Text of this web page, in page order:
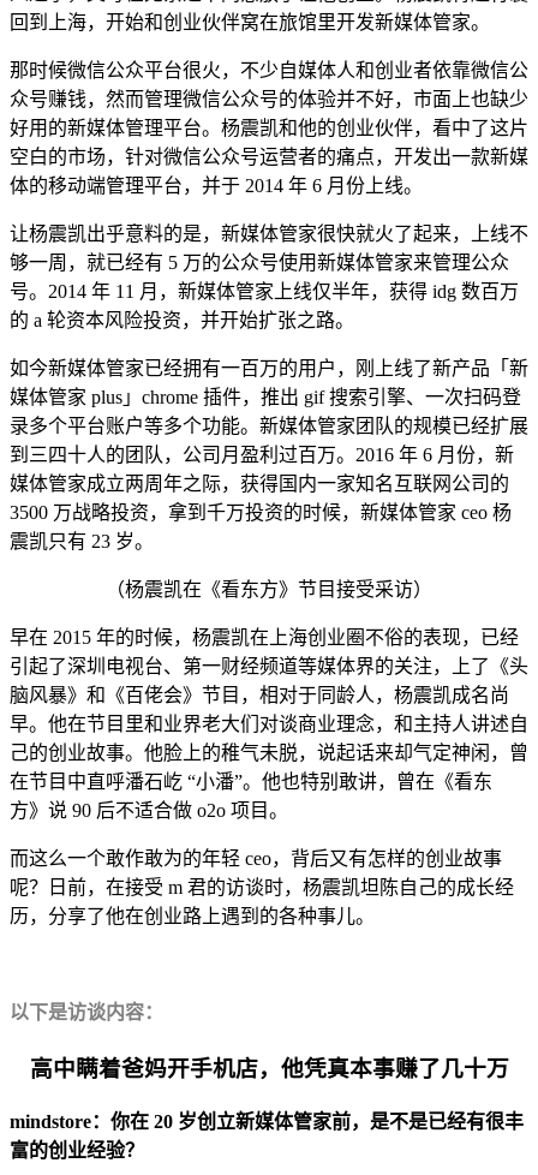
回到上海，开始和创业伙伴窝在旅馆里开发新媒体管家。
那时候微信公众平台很火，不少自媒体人和创业者依靠微信公
众号赚钱，然而管理微信公众号的体验并不好，市面上也缺少
好用的新媒体管理平台。杨震凯和他的创业伙伴，看中了这片
空白的市场，针对微信公众号运营者的痛点，开发出一款新媒
体的移动端管理平台，并于 2014 年 6 月份上线。
让杨震凯出乎意料的是，新媒体管家很快就火了起来，上线不
够一周，就已经有 5 万的公众号使用新媒体管家来管理公众
号。2014 年 11 月，新媒体管家上线仅半年，获得 idg 数百万
的 a 轮资本风险投资，并开始扩张之路。
如今新媒体管家已经拥有一百万的用户，刚上线了新产品「新
媒体管家 plus」chrome 插件，推出 gif 搜索引擎、一次扫码登
录多个平台账户等多个功能。新媒体管家团队的规模已经扩展
到三四十人的团队，公司月盈利过百万。2016 年 6 月份，新
媒体管家成立两周年之际，获得国内一家知名互联网公司的
3500 万战略投资，拿到千万投资的时候，新媒体管家 ceo 杨
震凯只有 23 岁。
（杨震凯在《看东方》节目接受采访）
早在 2015 年的时候，杨震凯在上海创业圈不俗的表现，已经
引起了深圳电视台、第一财经频道等媒体界的关注，上了《头
脑风暴》和《百佬会》节目，相对于同龄人，杨震凯成名尚
早。他在节目里和业界老大们对谈商业理念，和主持人讲述自
己的创业故事。他脸上的稚气未脱，说起话来却气定神闲，曾
在节目中直呼潘石屹 “小潘”。他也特别敢讲，曾在《看东
方》说 90 后不适合做 o2o 项目。
而这么一个敢作敢为的年轻 ceo，背后又有怎样的创业故事
呢？日前，在接受 m 君的访谈时，杨震凯坦陈自己的成长经
历，分享了他在创业路上遇到的各种事儿。
以下是访谈内容：
高中瞒着爸妈开手机店，他凭真本事赚了几十万
mindstore：你在 20 岁创立新媒体管家前，是不是已经有很丰
富的创业经验？